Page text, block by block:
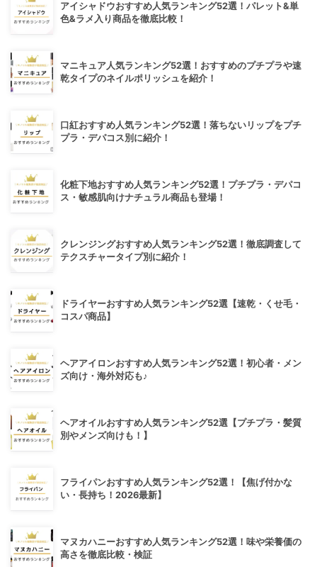
アイシャドウおすすめ人気ランキング52選！パレット&単
色&ラメ入り商品を徹底比較！
マニキュア人気ランキング52選！おすすめのプチプラや速
乾タイプのネイルポリッシュを紹介！
口紅おすすめ人気ランキング52選！落ちないリップをプチ
プラ・デパコス別に紹介！
化粧下地おすすめ人気ランキング52選！プチプラ・デパコ
ス・敏感肌向けナチュラル商品も登場！
クレンジングおすすめ人気ランキング52選！徹底調査して
テクスチャータイプ別に紹介！
ドライヤーおすすめ人気ランキング52選【速乾・くせ毛・
コスパ商品】
ヘアアイロンおすすめ人気ランキング52選！初心者・メン
ズ向け・海外対応も♪
ヘアオイルおすすめ人気ランキング52選【プチプラ・髪質
別やメンズ向けも！】
フライパンおすすめ人気ランキング52選！【焦げ付かな
い・長持ち！2026最新】
マヌカハニーおすすめ人気ランキング52選！味や栄養価の
高さを徹底比較・検証